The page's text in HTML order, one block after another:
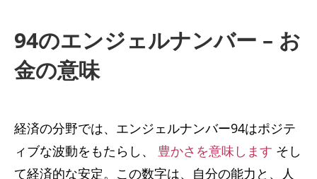
94のエンジェルナンバー – お
金の意味
経済の分野では、エンジェルナンバー94はポジテ
ィブな波動をもたらし、 豊かさを意味します そし
て経済的な安定。この数字は、自分の能力と、人